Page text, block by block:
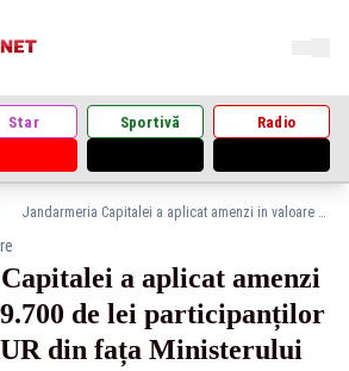
Star Sportivă Radio
Jandarmeria Capitalei a aplicat amenzi in valoare de 9.700 de lei participanților la protestul AUR din fața Ministerului Sănătății. S-a întocmit și un dosar penal
a aplicat amenzi
de lei participanților
din fața Ministerului